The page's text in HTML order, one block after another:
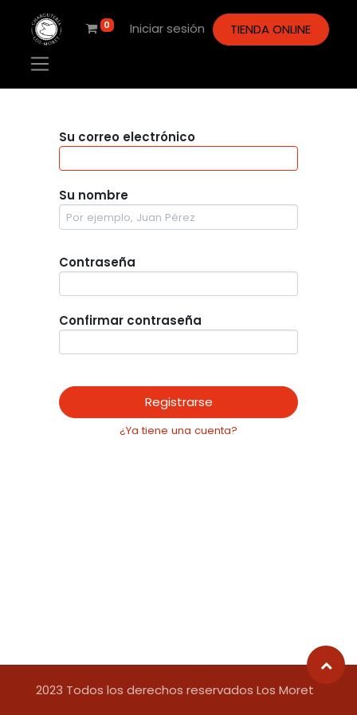
0 Iniciar sesión TIENDA ONLINE
Su correo electrónico
Su nombre
Contraseña
Confirmar contraseña
Registrarse
¿Ya tiene una cuenta?
2023 Todos los derechos reservados Los Moret